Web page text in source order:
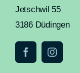
Jetschwil 55
3186 Düdingen